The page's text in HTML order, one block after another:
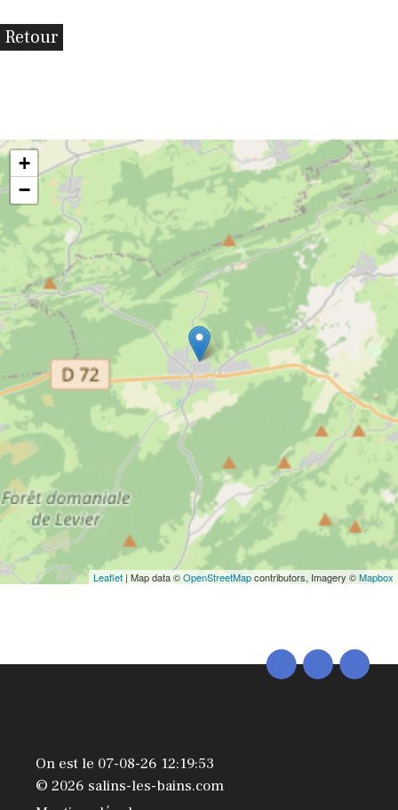
Retour
+
−
Leaflet | Map data ©OpenStreetMapcontributors, Imagery ©Mapbox
On est le 07-08-26 12:19:53
© 2026 salins-les-bains.com